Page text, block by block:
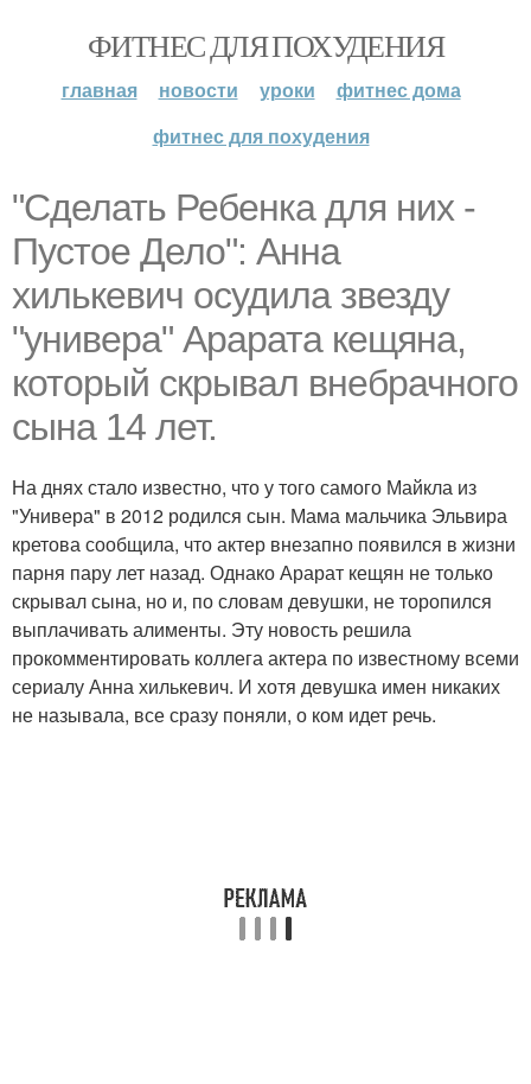
ФИТНЕС ДЛЯ ПОХУДЕНИЯ
главная новости уроки
фитнес дома
фитнес для похудения
"Сделать Ребенка для них -
Пустое Дело": Анна
хилькевич осудила звезду
"универа" Арарата кещяна,
который скрывал внебрачного
сына 14 лет.
На днях стало известно, что у того самого Майкла из
"Универа" в 2012 родился сын. Мама мальчика Эльвира
кретова сообщила, что актер внезапно появился в жизни
парня пару лет назад. Однако Арарат кещян не только
скрывал сына, но и, по словам девушки, не торопился
выплачивать алименты. Эту новость решила
прокомментировать коллега актера по известному всеми
сериалу Анна хилькевич. И хотя девушка имен никаких
не называла, все сразу поняли, о ком идет речь.